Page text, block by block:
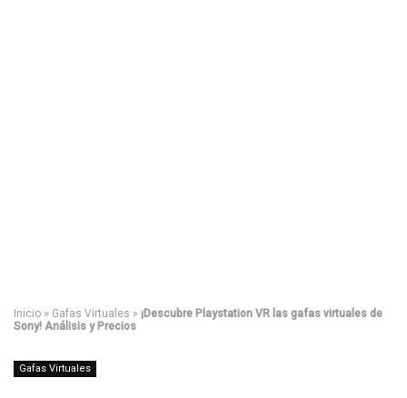
Inicio » Gafas Virtuales » ¡Descubre Playstation VR las gafas virtuales de
Sony! Análisis y Precios
Gafas Virtuales